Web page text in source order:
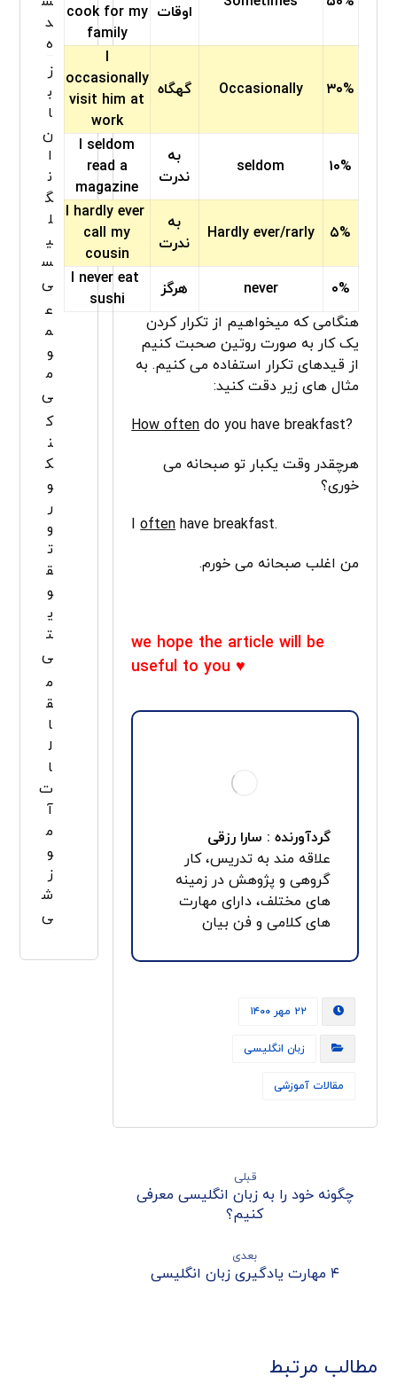
اوقات cook for my
family
۳۰% Occasionally گهگاه
I
occasionally
visit him at
work
۱۰% seldom
به
ندرت
I seldom
read a
magazine
۵% Hardly ever/rarly
به
ندرت
I hardly ever
call my
cousin
۰%
never هرگز
I never eat
sushi
هنگامی که میخواهیم از تکرار کردن
یک کار به صورت روتین صحبت کنیم
از قیدهای تکرار استفاده می کنیم. به
مثال های زیر دقت کنید:
How oftendo you have breakfast?
هرچقدر وقت یکبار تو صبحانه می
خوری؟
Ioftenhave breakfast.
من اغلب صبحانه می خورم.
we hope the article will be
useful to you ♥
گردآورنده : سارا رزقی
علاقه مند به تدریس، کار
گروهی و پژوهش در زمینه
های مختلف، دارای مهارت
های کلامی و فن بیان
۲۲ مهر ۱۴۰۰
زبان انگلیسی
مقالات آموزشی
قبلی
چگونه خود را به زبان انگلیسی معرفی
کنیم؟
بعدی
۴ مهارت یادگیری زبان انگلیسی
مطالب مرتبط
د
ه
ز
ب
ا
ن
ا
ن
گ
ل
ی
س
ی
ع
م
و
م
ی
ک
ن
ک
و
ر
و
ت
ق
و
ی
ت
ی
م
ق
ا
ل
ا
ت
آ
م
و
ز
ش
ی